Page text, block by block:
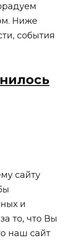
Ниже
события
сайту
и
то, что Вы
наш сайт